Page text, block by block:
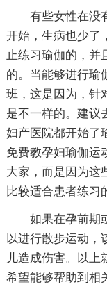
有些女性在没
开始，生病也少了
止练习瑜伽的，并
的。当能够进行瑜
班，这是因为，针
是不一样的。建议
妇产医院都开始了
免费教孕妇瑜伽运
大家，而是因为这
比较适合患者练习
如果在孕前期
以进行散步运动，
儿造成伤害。以上
希望能够帮助到相